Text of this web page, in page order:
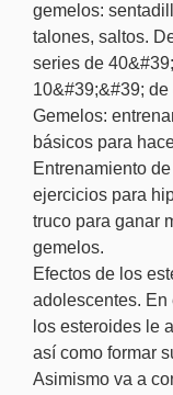
gemelos:
talones, saltos.
series de
10&#39;&#39; de
Gemelos:
básicos para
Entrenamiento
ejercicios para
truco para ganar
gemelos.
Efectos de los
adolescentes. En
los esteroides le
así como formar
Asimismo va a